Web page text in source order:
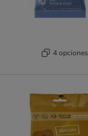
4 opciones